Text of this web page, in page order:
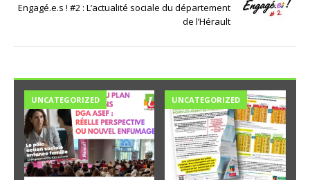
Engagé.e.s ! #2 : L’actualité sociale du département
de l’Hérault
UNCATEGORIZED UNCATEGORIZED